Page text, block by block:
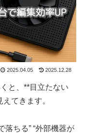
2025.04.05 2025.12.28
と、**目立たない
てきます。
落ちる” “外部機器が